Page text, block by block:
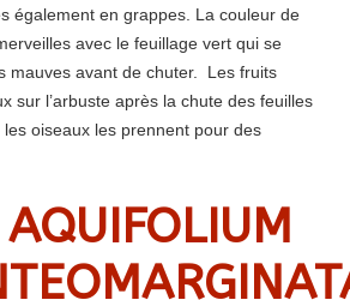
également en grappes. La couleur de
avec le feuillage vert qui se
mauves avant de chuter. Les fruits
sur l’arbuste après la chute des feuilles
les oiseaux les prennent pour des